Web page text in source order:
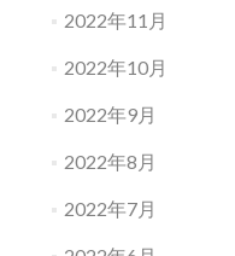
2022年11月
2022年10月
2022年9月
2022年8月
2022年7月